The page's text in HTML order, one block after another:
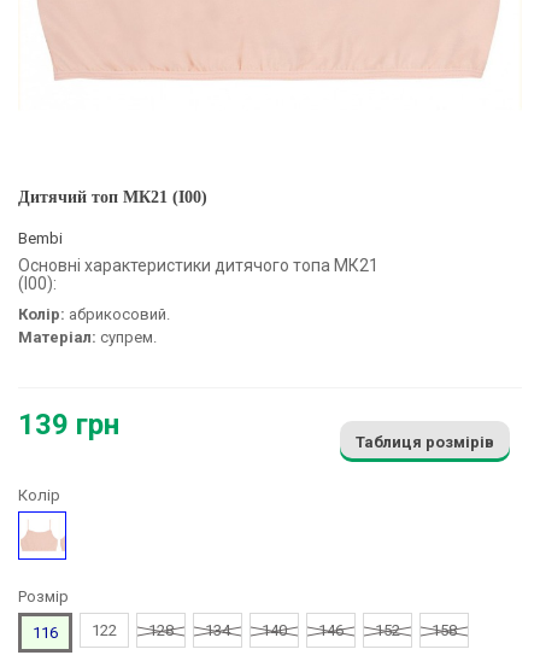
Дитячий топ МК21 (I00)
Bembi
Основні характеристики дитячого топа МК21
(I00):
Колір: абрикосовий.
Матеріал: супрем.
139 грн
Таблиця розмірів
Колір
Персиковий
Розмір
116
122 128 134 140 146 152 158